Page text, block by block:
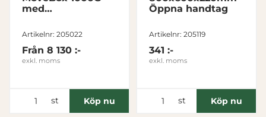
Tillåt urval
Avvisa
med
medar
Artikelnr: 205022
Från 8 130 :-
exkl. moms
st Köp nu
Öppna handtag
Artikelnr: 205119
341 :-
exkl. moms
st Köp nu